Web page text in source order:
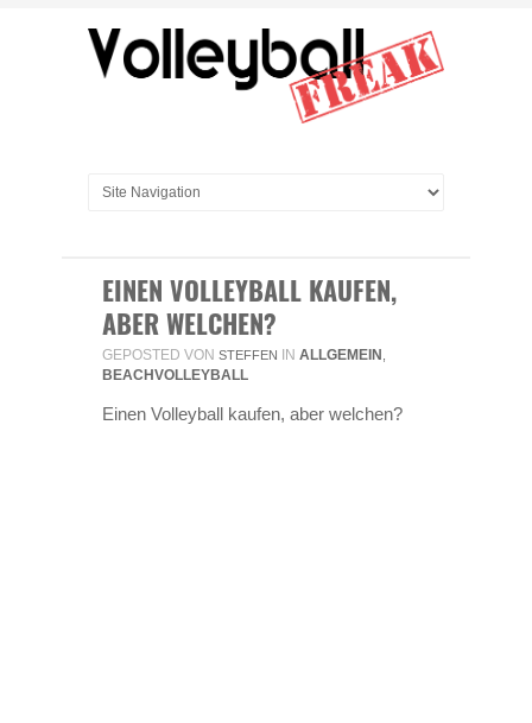
EINEN VOLLEYBALL KAUFEN,
ABER WELCHEN?
GEPOSTED VON STEFFEN IN ALLGEMEIN
BEACHVOLLEYBALL
Einen Volleyball kaufen, aber welchen?